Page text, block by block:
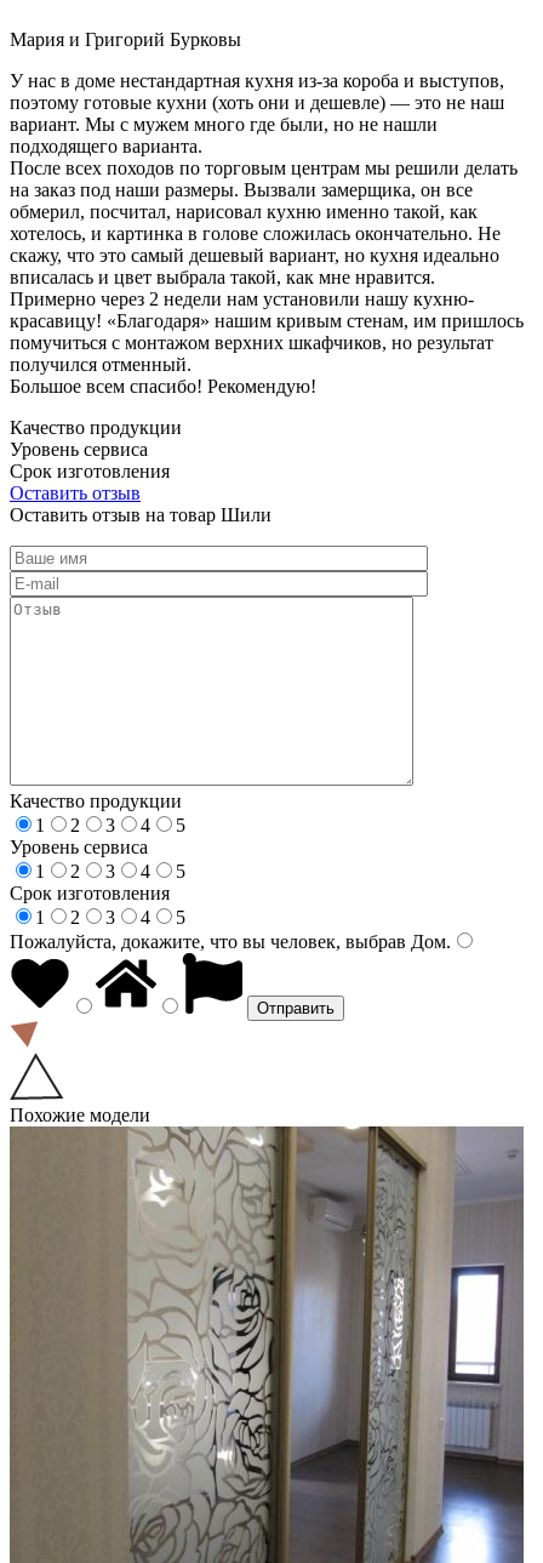
Мария и Григорий Бурковы
У нас в доме нестандартная кухня из-за короба и выступов,
поэтому готовые кухни (хоть они и дешевле) — это не наш
вариант. Мы с мужем много где были, но не нашли
подходящего варианта.
После всех походов по торговым центрам мы решили делать
на заказ под наши размеры. Вызвали замерщика, он все
обмерил, посчитал, нарисовал кухню именно такой, как
хотелось, и картинка в голове сложилась окончательно. Не
скажу, что это самый дешевый вариант, но кухня идеально
вписалась и цвет выбрала такой, как мне нравится.
Примерно через 2 недели нам установили нашу кухню-
красавицу! «Благодаря» нашим кривым стенам, им пришлось
помучиться с монтажом верхних шкафчиков, но результат
получился отменный.
Большое всем спасибо! Рекомендую!
Качество продукции
Уровень сервиса
Срок изготовления
Оставить отзыв
Оставить отзыв на товар Шили
Качество продукции
1
2 3 4
5
Уровень сервиса
1
2 3 4
5
Срок изготовления
1
2 3 4
5
Пожалуйста, докажите, что вы человек, выбрав Дом.
Похожие модели